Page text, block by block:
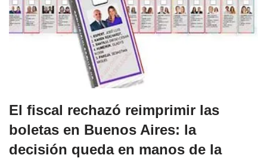
El fiscal rechazó reimprimir las
boletas en Buenos Aires: la
decisión queda en manos de la